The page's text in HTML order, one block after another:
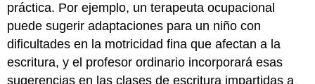
práctica. Por ejemplo, un terapeuta ocupacional
puede sugerir adaptaciones para un niño con
dificultades en la motricidad fina que afectan a la
escritura, y el profesor ordinario incorporará esas
sugerencias en las clases de escritura impartidas a